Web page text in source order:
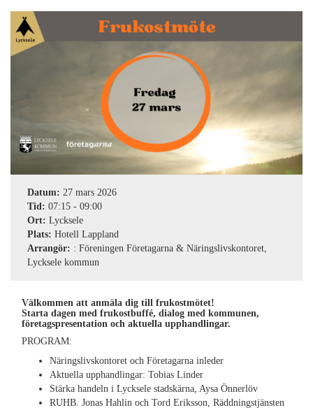
Datum: 27 mars 2026
Tid: 07:15 - 09:00
Ort: Lycksele
Plats: Hotell Lappland
Arrangör: : Föreningen Företagarna & Näringslivskontoret,
Lycksele kommun
Välkommen att anmäla dig till frukostmötet!
Starta dagen med frukostbuffé, dialog med kommunen,
företagspresentation och aktuella upphandlingar.
PROGRAM:
Näringslivskontoret och Företagarna inleder
Aktuella upphandlingar: Tobias Linder
Stärka handeln i Lycksele stadskärna, Aysa Önnerlöv
RUHB. Jonas Hahlin och Tord Eriksson, Räddningstjänsten